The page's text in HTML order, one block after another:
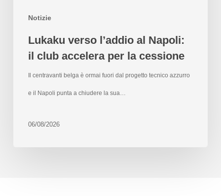
Notizie
Lukaku verso l’addio al Napoli:
il club accelera per la cessione
Il centravanti belga è ormai fuori dal progetto tecnico azzurro
e il Napoli punta a chiudere la sua…
06/08/2026